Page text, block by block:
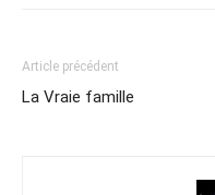
Article précédent
La Vraie famille